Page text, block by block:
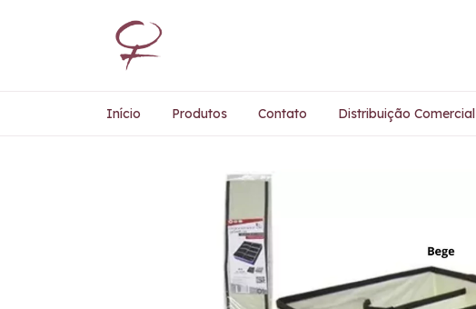
Início Produtos Contato Distribuição Comercial